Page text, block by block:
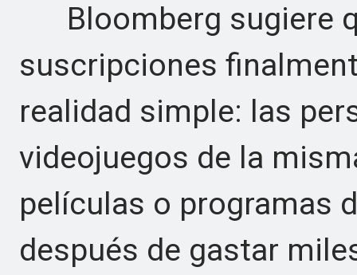
Bloomberg sugiere
suscripciones
realidad simple: las
videojuegos de la
películas o programas
después de gastar